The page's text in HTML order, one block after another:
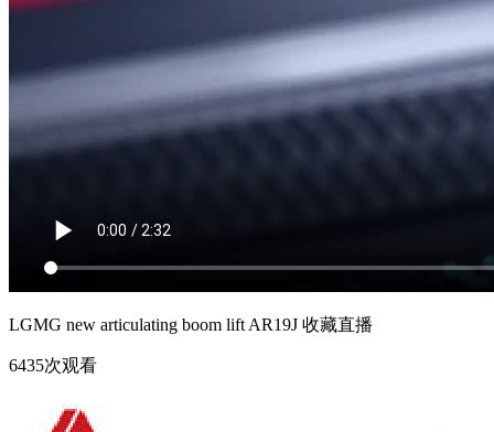
LGMG new articulating boom lift AR19J 收藏直播
6435次观看